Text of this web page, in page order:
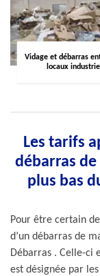
Vidage et débarras
locaux
Les tarifs
débarras de
plus bas
Pour être certain
d’un débarras de
Débarras . Celle-ci
est désignée par